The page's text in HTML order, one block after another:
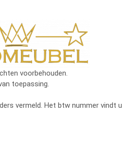
voorbehouden.
toepassing.
vermeld. Het btw nummer vindt u